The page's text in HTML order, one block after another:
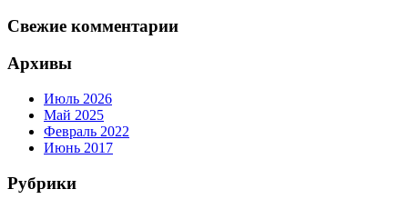
Свежие комментарии
Архивы
Июль 2026
Май 2025
Февраль 2022
Июнь 2017
Рубрики